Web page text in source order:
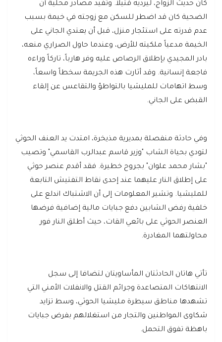
كان حديث الزواج، ليرديه قتيلاً. وتفيد مصادر محلية أن
الضحية كان قد اضطر للسكن مع زوجته في خيمة بسبب
عدم قدرته على استئجار منزل، قبل أن يعتدي الجاني على
الخيمة مدعياً ملكيته للأرض، وعندما حاول الصراري منعه،
بادر المجيدي بإطلاق الرصاص عليه وفر هارباً، تاركاً وراءه
فاجعة إنسانية. وقد أثارت هذه الجريمة سخطاً واسعاً،
وسط اتهامات للمليشيا بالتواطؤ والتقاعس عن إلقاء
القبض على الجاني.
وفي حادثة منفصلة بمديرية مذيخرة، امتدت يد العنف الحوثي
لتودي بحياة الشاب "وزير قاسم عبدالرب القاسمي" وتصيب
"بشار محمد علوان" بجروح خطيرة. فقد أقدم عنصر حوثي
على إطلاق النار عليهما عند إحدى نقاط التفتيش التابعة
للمليشيا. وتشير المعلومات إلى أن الاشتباك اندلع على
خلفية رفض الشابين دفع جبايات مالية إضافية فرضها
العنصر الحوثي على بائعي القات، حيث أطلق النار فور
محاولتهما المغادرة.
تأتي هاتان الحادثتان المأساويتان لتضافا إلى سجل
الانتهاكات المتصاعدة وجرائم القتل والانفلات الأمني التي
تشهدها مناطق سيطرة مليشيا الحوثي، وسط تزايد
شكاوى المواطنين والتجار من استغلالهم بفرض جبايات
باهظة تفوق التحمل.